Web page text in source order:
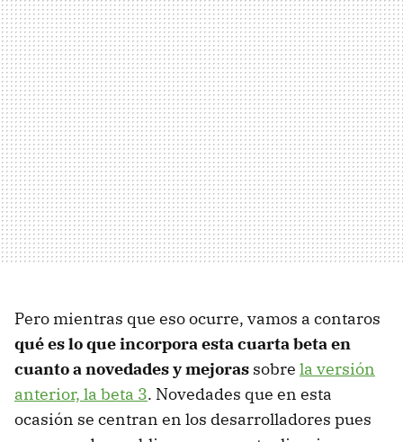
Pero mientras que eso ocurre, vamos a contaros
qué es lo que incorpora esta cuarta beta en
cuanto a novedades y mejoras sobre la versión
anterior, la beta 3. Novedades que en esta
ocasión se centran en los desarrolladores pues